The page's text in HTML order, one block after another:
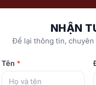
Showroom Về
không? Lựa chọn
NHẬN
Để lại thông tin,
Tên *